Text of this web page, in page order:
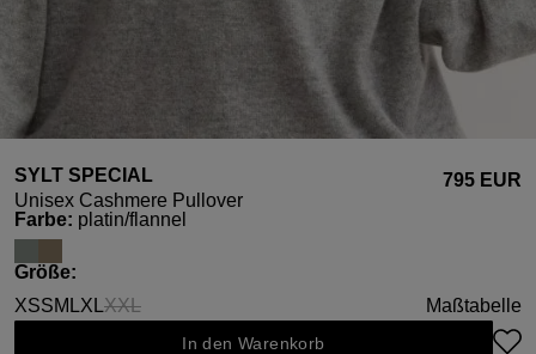
SYLT SPECIAL
Unisex Cashmere Pullover
795 EUR
Farbeauswählen
: platin/flannel
Größeauswählen
:
XSSM LXLXXL
(Diese Option ist zurzeit nicht verfügbar.)
Maßtabelle
In den Warenkorb